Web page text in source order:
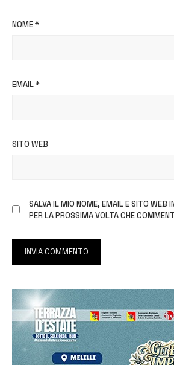
NOME*
EMAIL*
SITO WEB
SALVA IL MIO NOME, EMAIL E SITO WEB
PER LA PROSSIMA VOLTA CHE